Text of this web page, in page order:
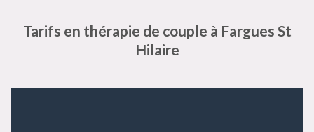
Tarifs en thérapie de couple à Fargues St
Hilaire